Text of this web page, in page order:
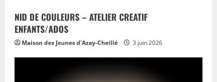
NID DE COULEURS – ATELIER CREATIF
ENFANTS/ADOS
Maison des Jeunes d'Azay-Cheillé 3 juin 2026